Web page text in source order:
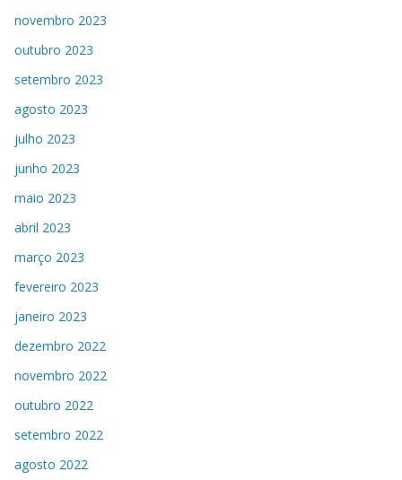
novembro 2023
outubro 2023
setembro 2023
agosto 2023
julho 2023
junho 2023
maio 2023
abril 2023
março 2023
fevereiro 2023
janeiro 2023
dezembro 2022
novembro 2022
outubro 2022
setembro 2022
agosto 2022